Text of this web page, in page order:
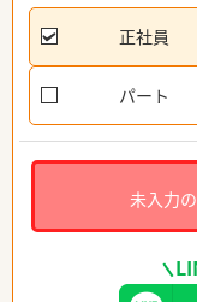
正社員
パート
未入力